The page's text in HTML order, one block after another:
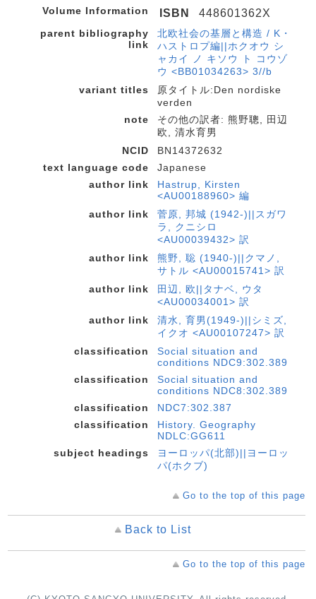
Volume Information
ISBN 448601362X
parent bibliography
link
北欧社会の基層と構造 / K・
ハストロプ編||ホクオウ シ
ャカイ ノ キソウ ト コウゾ
ウ <BB01034263> 3//b
variant titles
原タイトル:Den nordiske
verden
note
その他の訳者: 熊野聰, 田辺
欧, 清水育男
NCID
BN14372632
text language code
Japanese
author link
Hastrup, Kirsten
<AU00188960> 編
author link
菅原, 邦城 (1942-)||スガワ
ラ, クニシロ
<AU00039432> 訳
author link
熊野, 聡 (1940-)||クマノ,
サトル <AU00015741> 訳
author link
田辺, 欧||タナベ, ウタ
<AU00034001> 訳
author link
清水, 育男(1949-)||シミズ,
イクオ <AU00107247> 訳
classification
Social situation and
conditions NDC9:302.389
classification
Social situation and
conditions NDC8:302.389
classification
NDC7:302.387
classification
History. Geography
NDLC:GG611
subject headings
ヨーロッパ(北部)||ヨーロッ
パ(ホクブ)
Go to the top of this page
Back to List
Go to the top of this page